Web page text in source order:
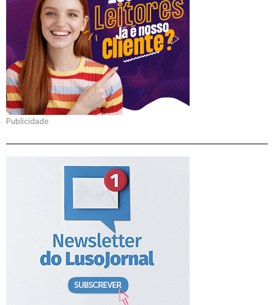
Publicidade